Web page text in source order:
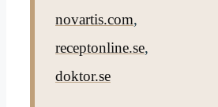
novartis.com,
receptonline.se,
doktor.se